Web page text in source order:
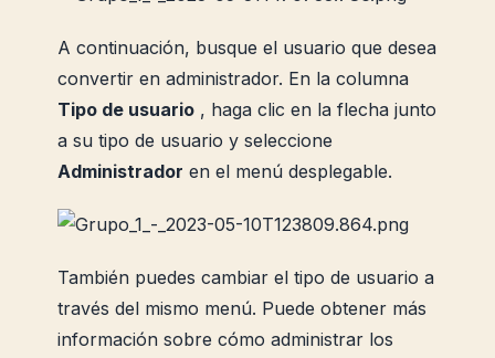
A continuación, busque el usuario que desea
convertir en administrador. En la columna
Tipo de usuario , haga clic en la flecha junto
a su tipo de usuario y seleccione
Administrador en el menú desplegable.
También puedes cambiar el tipo de usuario a
través del mismo menú. Puede obtener más
información sobre cómo administrar los